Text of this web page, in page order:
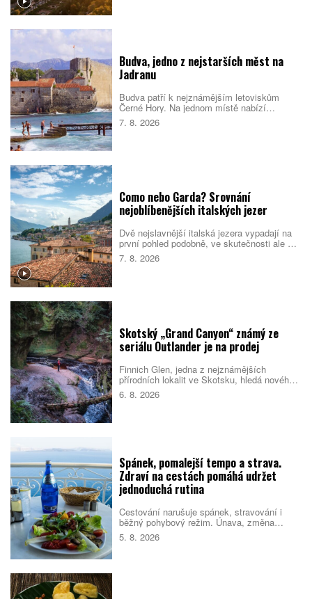
Budva, jedno z nejstarších měst na
Jadranu
Budva patří k nejznámějším letoviskům
Černé Hory. Na jednom místě nabízí
opevněné staré město, dlouhé městské
pláže, menší zátoky i snadné výlety podél
7. 8. 2026
Como nebo Garda? Srovnání
nejoblíbenějších italských jezer
Dvě nejslavnější italská jezera vypadají na
první pohled podobně, ve skutečnosti ale cílí
na jiné cestovatele. Como staví na eleganci,
vilách a klidnější atmosféře. Garda je větší,
7. 8. 2026
Skotský „Grand Canyon“ známý ze
seriálu Outlander je na prodej
Finnich Glen, jedna z nejznámějších
přírodních lokalit ve Skotsku, hledá nového
majitele. Soutěsku proslavil seriál Outlander,
ale objevila se i v dalších filmech a
6. 8. 2026
Spánek, pomalejší tempo a strava.
Zdraví na cestách pomáhá udržet
jednoduchá rutina
Cestování narušuje spánek, stravování i
běžný pohybový režim. Únava, změna
prostředí a nabitý program pak mohou zvýšit
riziko, že se člověk nebude cítit dobře.
5. 8. 2026